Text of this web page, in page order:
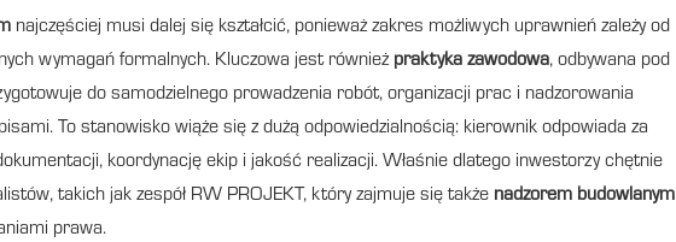
najczęściej musi dalej się kształcić, ponieważ zakres możliwych uprawnień zależy od
wymagań formalnych. Kluczowa jest również praktyka zawodowa, odbywana pod
do samodzielnego prowadzenia robót, organizacji prac i nadzorowania
To stanowisko wiąże się z dużą odpowiedzialnością: kierownik odpowiada za
koordynację ekip i jakość realizacji. Właśnie dlatego inwestorzy chętnie
takich jak zespół RW PROJEKT, który zajmuje się także nadzorem budowlanym
prawa.